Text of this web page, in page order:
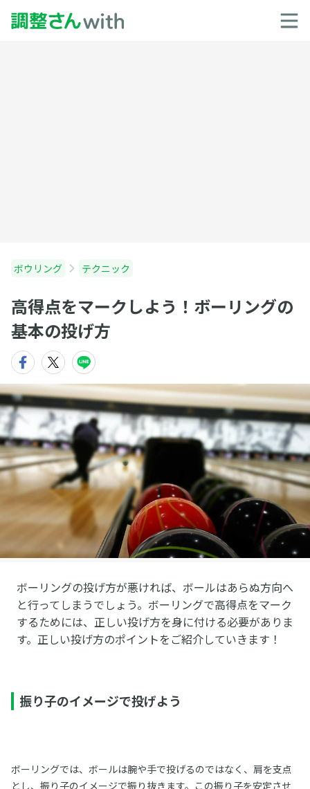
ボウリング テクニック
高得点をマークしよう！ボーリングの
基本の投げ方
ボーリングの投げ方が悪ければ、ボールはあらぬ方向へ
と行ってしまうでしょう。ボーリングで高得点をマーク
するためには、正しい投げ方を身に付ける必要がありま
す。正しい投げ方のポイントをご紹介していきます！
振り子のイメージで投げよう
ボーリングでは、ボールは腕や手で投げるのではなく、肩を支点
とし、振り子のイメージで振り抜きます。この振り子を安定させ